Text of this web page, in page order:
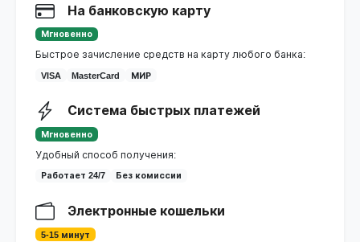
На банковскую карту
Мгновенно
Быстрое зачисление средств на карту любого банка:
VISA MasterCard МИР
Система быстрых платежей
Мгновенно
Удобный способ получения:
Работает 24/7 Без комиссии
Электронные кошельки
5-15 минут